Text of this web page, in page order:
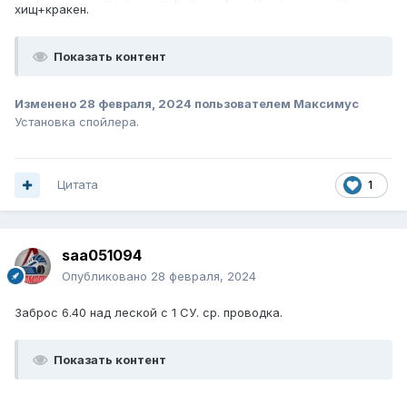
хищ+кракен.
Показать контент
Изменено 28 февраля, 2024 пользователем Максимус
Установка спойлера.
1
Цитата
saa051094
Опубликовано 28 февраля, 2024
Заброс 6.40 над леской с 1 СУ. ср. проводка.
Показать контент